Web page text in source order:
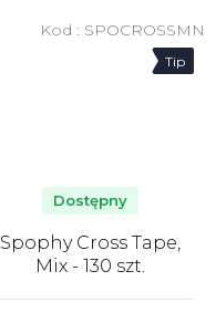
Tip
Spophy Cross Tape,
Mix - 130 szt.
Dostępny
Kod : SPOCROSSMN